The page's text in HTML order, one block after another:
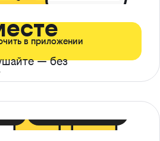
— без
в приложении